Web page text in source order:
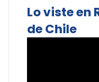
Lo viste en
de Chile